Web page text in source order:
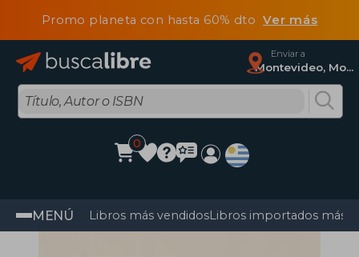
Promo planeta con hasta 60% dtoVer más
Enviar a
Montevideo, Montevideo
0
MENÚ Libros más vendidosLibros importados más